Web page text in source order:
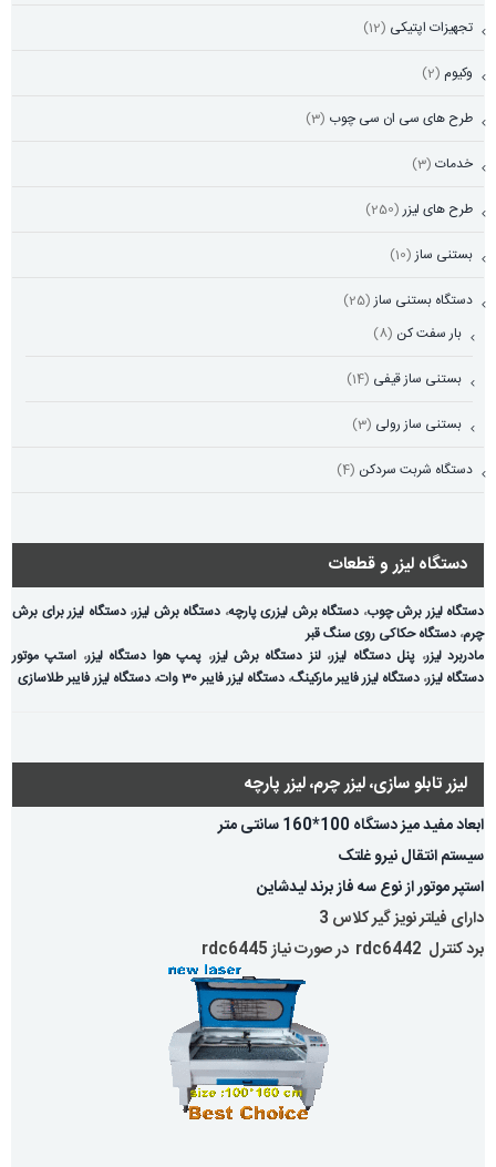
تجهیزات اپتیکی (12)
وکیوم (2)
طرح های سی ان سی چوب (3)
خدمات (3)
طرح های لیزر (250)
بستنی ساز (10)
دستگاه بستنی ساز (25)
بار سفت کن (8)
بستنی ساز قیفی (14)
بستنی ساز رولی (3)
دستگاه شربت سردکن (4)
دستگاه لیزر و قطعات
دستگاه لیزر برش چوب، دستگاه برش لیزری پارچه، دستگاه برش لیزر،دستگاه لیزر برای برش
چرم، دستگاه حکاکی روی سنگ قبر
مادربرد لیزر، پنل دستگاه لیزر،لنز دستگاه برش لیزر، پمپ هوا دستگاه لیزر، استپ موتور
دستگاه لیزر، دستگاه لیزر فایبر مارکینگ، دستگاه لیزر فایبر 30 وات ، دستگاه لیزر فایبر طلاسازی
لیزر تابلو سازی، لیزر چرم، لیزر پارچه
ابعاد مفید میز دستگاه 100*160 سانتی متر
سیستم انتقال نیرو غلتک
استپر موتور از نوع سه فاز برند لیدشاین
دارای فیلتر نویز گیر کلاس 3
برد کنترل rdc6442 در صورت نیاز rdc6445